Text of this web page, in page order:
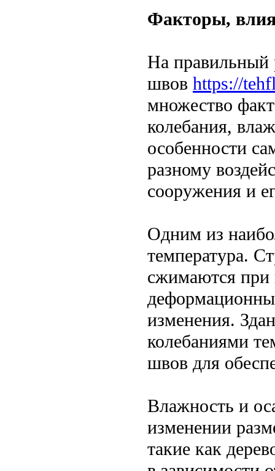
Факторы,
На правильный
швов https://
множество
колебания,
особенности
разному
сооружения и
Одним из
температура.
сжимаются при
изменения.
колебаниями
швов для
Влажность и
изменении
такие как